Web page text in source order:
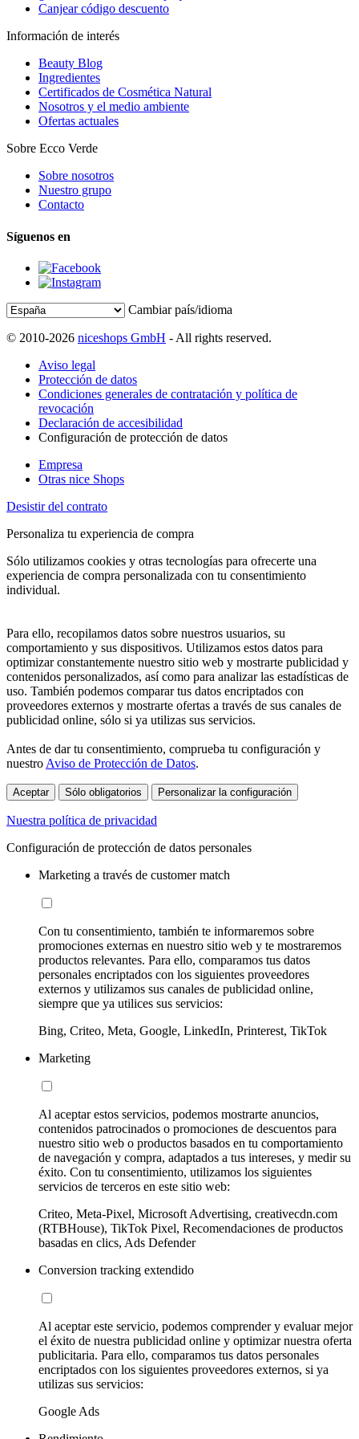
Canjear código descuento
Información de interés
Beauty Blog
Ingredientes
Certificados de Cosmética Natural
Nosotros y el medio ambiente
Ofertas actuales
Sobre Ecco Verde
Sobre nosotros
Nuestro grupo
Contacto
Síguenos en
Cambiar país/idioma
© 2010-2026 niceshops GmbH - All rights reserved.
Aviso legal
Protección de datos
Condiciones generales de contratación y política de
revocación
Declaración de accesibilidad
Configuración de protección de datos
Empresa
Otras nice Shops
Desistir del contrato
Personaliza tu experiencia de compra
Sólo utilizamos cookies y otras tecnologías para ofrecerte una
experiencia de compra personalizada con tu consentimiento
individual.
Para ello, recopilamos datos sobre nuestros usuarios, su
comportamiento y sus dispositivos. Utilizamos estos datos para
optimizar constantemente nuestro sitio web y mostrarte publicidad y
contenidos personalizados, así como para analizar las estadísticas de
uso. También podemos comparar tus datos encriptados con
proveedores externos y mostrarte ofertas a través de sus canales de
publicidad online, sólo si ya utilizas sus servicios.
Antes de dar tu consentimiento, comprueba tu configuración y
nuestro Aviso de Protección de Datos.
Aceptar Sólo obligatorios Personalizar la configuración
Nuestra política de privacidad
Configuración de protección de datos personales
Marketing a través de customer match
Con tu consentimiento, también te informaremos sobre
promociones externas en nuestro sitio web y te mostraremos
productos relevantes. Para ello, comparamos tus datos
personales encriptados con los siguientes proveedores
externos y utilizamos sus canales de publicidad online,
siempre que ya utilices sus servicios:
Bing, Criteo, Meta, Google, LinkedIn, Printerest, TikTok
Marketing
Al aceptar estos servicios, podemos mostrarte anuncios,
contenidos patrocinados o promociones de descuentos para
nuestro sitio web o productos basados en tu comportamiento
de navegación y compra, adaptados a tus intereses, y medir su
éxito. Con tu consentimiento, utilizamos los siguientes
servicios de terceros en este sitio web:
Criteo, Meta-Pixel, Microsoft Advertising, creativecdn.com
(RTBHouse), TikTok Pixel, Recomendaciones de productos
basadas en clics, Ads Defender
Conversion tracking extendido
Al aceptar este servicio, podemos comprender y evaluar mejor
el éxito de nuestra publicidad online y optimizar nuestra oferta
publicitaria. Para ello, comparamos tus datos personales
encriptados con los siguientes proveedores externos, si ya
utilizas sus servicios:
Google Ads